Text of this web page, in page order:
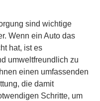
sind wichtige
Wenn ein Auto das
hat, ist es
umweltfreundlich zu
einen umfassenden
die damit
Schritte, um